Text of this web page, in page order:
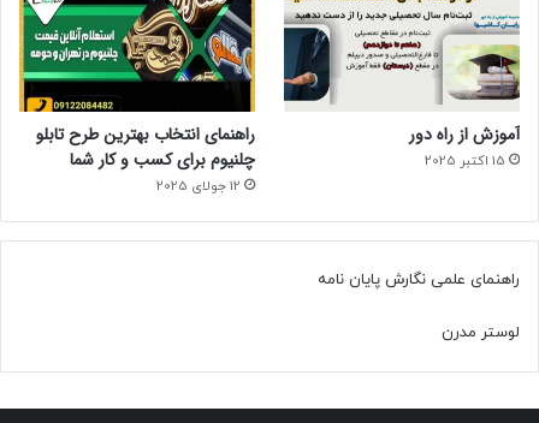
آموزش از راه دور
15 اکتبر 2025
راهنمای انتخاب بهترین طرح تابلو
چلنیوم برای کسب و کار شما
12 جولای 2025
راهنمای علمی نگارش پایان نامه
لوستر مدرن